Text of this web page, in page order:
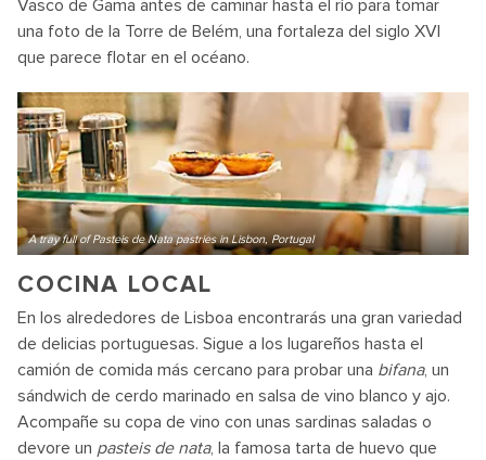
Vasco de Gama antes de caminar hasta el río para tomar
una foto de la Torre de Belém, una fortaleza del siglo XVI
que parece flotar en el océano.
A tray full of Pasteis de Nata pastries in Lisbon, Portugal
COCINA LOCAL
En los alrededores de Lisboa encontrarás una gran variedad
de delicias portuguesas. Sigue a los lugareños hasta el
camión de comida más cercano para probar una bifana, un
sándwich de cerdo marinado en salsa de vino blanco y ajo.
Acompañe su copa de vino con unas sardinas saladas o
devore un pasteis de nata, la famosa tarta de huevo que